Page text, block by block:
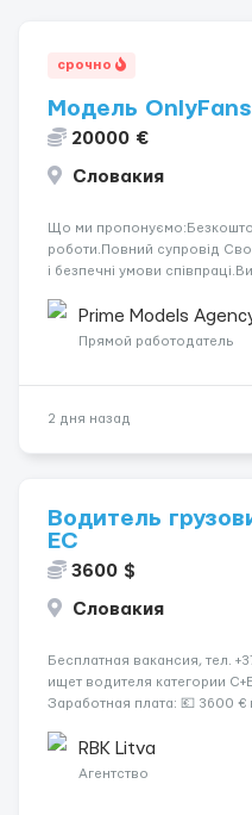
срочно
Модель OnlyFans
20000 €
Словакия
Що ми
роботи.Повний супровід
і безпечні умови
розвиватися.Досвід не
вакансія — залишайте відгук,
Prime Models
Прямой работодатель
2 дня назад
Водитель
ЕС
3600 $
Словакия
Бесплатная вакансия, тел.
ищет водителя категории
Заработная плата: 💶 3600 €
рефрижераторах. В среднем
разгрузки...
RBK Litva
Агентство